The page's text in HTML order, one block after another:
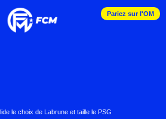
Pariez sur l'OM
le choix de Labrune et taille le PSG